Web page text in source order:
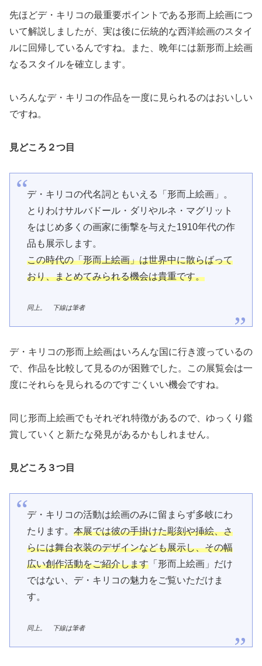
先ほどデ・キリコの最重要ポイントである形而上絵画につ
いて解説しましたが、実は後に伝統的な西洋絵画のスタイ
ルに回帰しているんですね。また、晩年には新形而上絵画
なるスタイルを確立します。
いろんなデ・キリコの作品を一度に見られるのはおいしい
ですね。
見どころ２つ目
デ・キリコの代名詞ともいえる「形而上絵画」。
とりわけサルバドール・ダリやルネ・マグリット
をはじめ多くの画家に衝撃を与えた1910年代の作
品も展示します。
この時代の「形而上絵画」は世界中に散らばって
おり、まとめてみられる機会は貴重です。
同上。 下線は筆者
デ・キリコの形而上絵画はいろんな国に行き渡っているの
で、作品を比較して見るのが困難でした。この展覧会は一
度にそれらを見られるのですごくいい機会ですね。
同じ形而上絵画でもそれぞれ特徴があるので、ゆっくり鑑
賞していくと新たな発見があるかもしれません。
見どころ３つ目
デ・キリコの活動は絵画のみに留まらず多岐にわ
たります。 本展では彼の手掛けた彫刻や挿絵、さ
らには舞台衣装のデザインなども展示し、その幅
広い創作活動をご紹介します「形而上絵画」だけ
ではない、デ・キリコの魅力をご覧いただけま
す。
同上。 下線は筆者